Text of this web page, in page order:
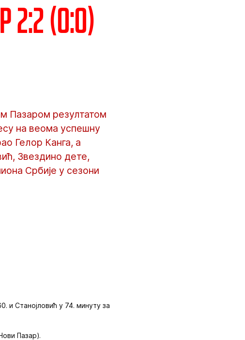
2:2 (0:0)
Пазаром резултатом
на веома успешну
Гелор Канга, а
Звездино дете,
Србије у сезони
и Станојловић у 74. минуту за
Пазар).